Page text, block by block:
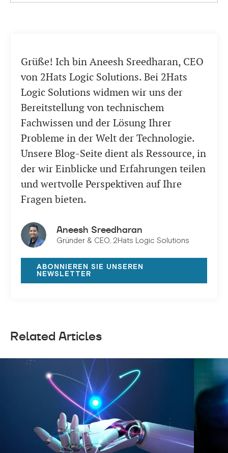
Grüße! Ich bin Aneesh Sreedharan, CEO
von 2Hats Logic Solutions. Bei 2Hats
Logic Solutions widmen wir uns der
Bereitstellung von technischem
Fachwissen und der Lösung Ihrer
Probleme in der Welt der Technologie.
Unsere Blog-Seite dient als Ressource, in
der wir Einblicke und Erfahrungen teilen
und wertvolle Perspektiven auf Ihre
Fragen bieten.
Aneesh Sreedharan
Gründer & CEO, 2Hats Logic Solutions
ABONNIEREN SIE UNSEREN
NEWSLETTER
Related Articles